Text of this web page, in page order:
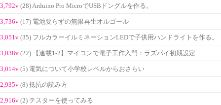
3,792v (28) Arduino Pro MicroでUSBドングルを作る。
3,736v (17) 電池要らずの無限再生オルゴール
3,051v (35) フルカラーイルミネーションLEDで子供用ハンドライトを作る。
3,038v (22) 【連載1-2】マイコンで電子工作入門：ラズパイ初期設定
3,014v (5) 電気について小学校レベルからおさらい
2,935v (8) 抵抗の読み方
2,916v (2) テスターを使ってみる